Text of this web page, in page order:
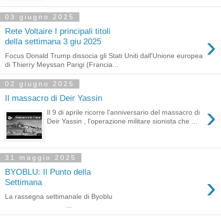
03 giugno 2025
Rete Voltaire I principali titoli
della settimana 3 giu 2025
›
Focus Donald Trump dissocia gli Stati Uniti dall'Unione europea
di Thierry Meyssan Parigi (Francia...
02 giugno 2025
Il massacro di Deir Yassin
›
Il 9 di aprile ricorre l'anniversario del massacro di
Deir Yassin , l'operazione militare sionista che ...
31 maggio 2025
BYOBLU: Il Punto della
Settimana
›
La rassegna settimanale di Byoblu ͏ ‌ ͏ ‌ ͏ ‌ ͏ ‌ ͏ ‌ ͏ ‌ ͏ ‌